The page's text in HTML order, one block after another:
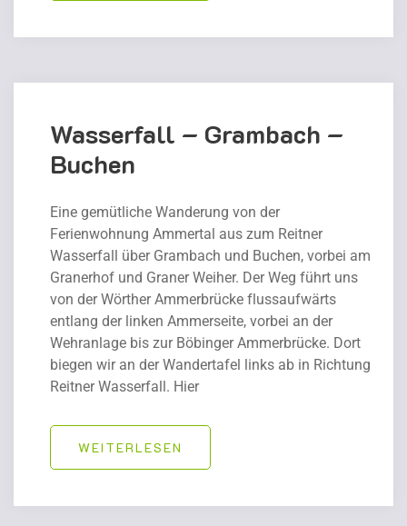
Wasserfall – Grambach –
Buchen
Eine gemütliche Wanderung von der
Ferienwohnung Ammertal aus zum Reitner
Wasserfall über Grambach und Buchen, vorbei am
Granerhof und Graner Weiher. Der Weg führt uns
von der Wörther Ammerbrücke flussaufwärts
entlang der linken Ammerseite, vorbei an der
Wehranlage bis zur Böbinger Ammerbrücke. Dort
biegen wir an der Wandertafel links ab in Richtung
Reitner Wasserfall. Hier
WEITERLESEN